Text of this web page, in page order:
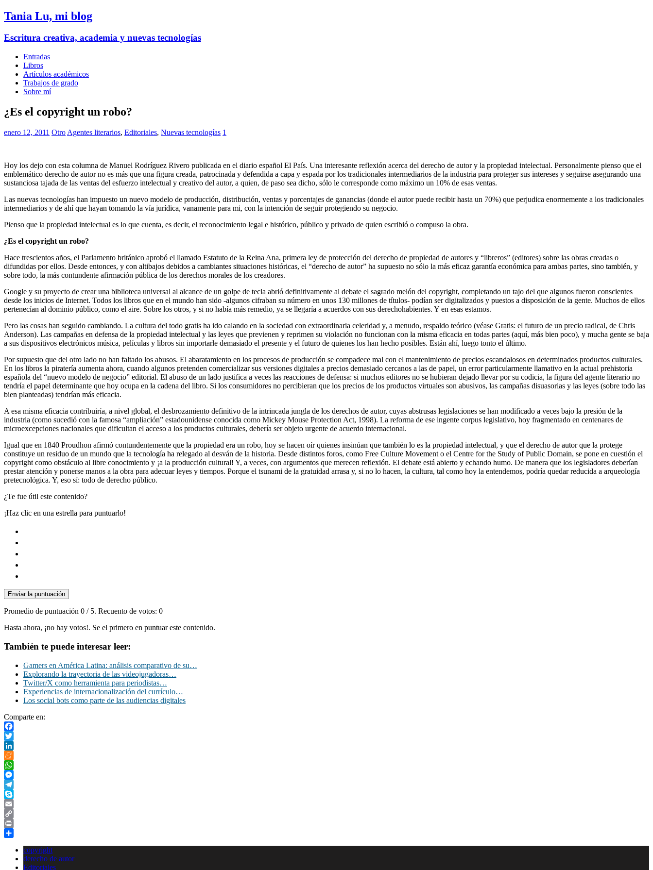
Tania Lu, mi blog
Escritura creativa, academia y nuevas tecnologías
Entradas
Libros
Artículos académicos
Trabajos de grado
Sobre mí
¿Es el copyright un robo?
enero 12, 2011 Otro Agentes literarios, Editoriales, Nuevas tecnologías 1
Hoy los dejo con esta columna de Manuel Rodríguez Rivero publicada en el diario español El País. Una interesante reflexión acerca del derecho de autor y la propiedad intelectual. Personalmente pienso que el
emblemático derecho de autor no es más que una figura creada, patrocinada y defendida a capa y espada por los tradicionales intermediarios de la industria para proteger sus intereses y seguirse asegurando una
sustanciosa tajada de las ventas del esfuerzo intelectual y creativo del autor, a quien, de paso sea dicho, sólo le corresponde como máximo un 10% de esas ventas.
Las nuevas tecnologías han impuesto un nuevo modelo de producción, distribución, ventas y porcentajes de ganancias (donde el autor puede recibir hasta un 70%) que perjudica enormemente a los tradicionales
intermediarios y de ahí que hayan tomando la vía jurídica, vanamente para mi, con la intención de seguir protegiendo su negocio.
Pienso que la propiedad intelectual es lo que cuenta, es decir, el reconocimiento legal e histórico, público y privado de quien escribió o compuso la obra.
¿Es el copyright un robo?
Hace trescientos años, el Parlamento británico aprobó el llamado Estatuto de la Reina Ana, primera ley de protección del derecho de propiedad de autores y “libreros” (editores) sobre las obras creadas o
difundidas por ellos. Desde entonces, y con altibajos debidos a cambiantes situaciones históricas, el “derecho de autor” ha supuesto no sólo la más eficaz garantía económica para ambas partes, sino también, y
sobre todo, la más contundente afirmación pública de los derechos morales de los creadores.
Google y su proyecto de crear una biblioteca universal al alcance de un golpe de tecla abrió definitivamente al debate el sagrado melón del copyright, completando un tajo del que algunos fueron conscientes
desde los inicios de Internet. Todos los libros que en el mundo han sido -algunos cifraban su número en unos 130 millones de títulos- podían ser digitalizados y puestos a disposición de la gente. Muchos de ellos
pertenecían al dominio público, como el aire. Sobre los otros, y si no había más remedio, ya se llegaría a acuerdos con sus derechohabientes. Y en esas estamos.
Pero las cosas han seguido cambiando. La cultura del todo gratis ha ido calando en la sociedad con extraordinaria celeridad y, a menudo, respaldo teórico (véase Gratis: el futuro de un precio radical, de Chris
Anderson). Las campañas en defensa de la propiedad intelectual y las leyes que previenen y reprimen su violación no funcionan con la misma eficacia en todas partes (aquí, más bien poco), y mucha gente se baja
a sus dispositivos electrónicos música, películas y libros sin importarle demasiado el presente y el futuro de quienes los han hecho posibles. Están ahí, luego tonto el último.
Por supuesto que del otro lado no han faltado los abusos. El abaratamiento en los procesos de producción se compadece mal con el mantenimiento de precios escandalosos en determinados productos culturales.
En los libros la piratería aumenta ahora, cuando algunos pretenden comercializar sus versiones digitales a precios demasiado cercanos a las de papel, un error particularmente llamativo en la actual prehistoria
española del “nuevo modelo de negocio” editorial. El abuso de un lado justifica a veces las reacciones de defensa: si muchos editores no se hubieran dejado llevar por su codicia, la figura del agente literario no
tendría el papel determinante que hoy ocupa en la cadena del libro. Si los consumidores no percibieran que los precios de los productos virtuales son abusivos, las campañas disuasorias y las leyes (sobre todo las
bien planteadas) tendrían más eficacia.
A esa misma eficacia contribuiría, a nivel global, el desbrozamiento definitivo de la intrincada jungla de los derechos de autor, cuyas abstrusas legislaciones se han modificado a veces bajo la presión de la
industria (como sucedió con la famosa “ampliación” estadounidense conocida como Mickey Mouse Protection Act, 1998). La reforma de ese ingente corpus legislativo, hoy fragmentado en centenares de
microexcepciones nacionales que dificultan el acceso a los productos culturales, debería ser objeto urgente de acuerdo internacional.
Igual que en 1840 Proudhon afirmó contundentemente que la propiedad era un robo, hoy se hacen oír quienes insinúan que también lo es la propiedad intelectual, y que el derecho de autor que la protege
constituye un residuo de un mundo que la tecnología ha relegado al desván de la historia. Desde distintos foros, como Free Culture Movement o el Centre for the Study of Public Domain, se pone en cuestión el
copyright como obstáculo al libre conocimiento y ¡a la producción cultural! Y, a veces, con argumentos que merecen reflexión. El debate está abierto y echando humo. De manera que los legisladores deberían
prestar atención y ponerse manos a la obra para adecuar leyes y tiempos. Porque el tsunami de la gratuidad arrasa y, si no lo hacen, la cultura, tal como hoy la entendemos, podría quedar reducida a arqueología
pretecnológica. Y, eso sí: todo de derecho público.
¿Te fue útil este contenido?
¡Haz clic en una estrella para puntuarlo!
Enviar la puntuación
Promedio de puntuación 0 / 5. Recuento de votos: 0
Hasta ahora, ¡no hay votos!. Se el primero en puntuar este contenido.
También te puede interesar leer:
Gamers en América Latina: análisis comparativo de su…
Explorando la trayectoria de las videojugadoras…
Twitter/X como herramienta para periodistas…
Experiencias de internacionalización del currículo…
Los social bots como parte de las audiencias digitales
Comparte en:
Facebook
Twitter
LinkedIn
Meneame
WhatsApp
Messenger
Telegram
Skype
Email
Copy
Link
Print
copyright
derecho de autor
Editoriales